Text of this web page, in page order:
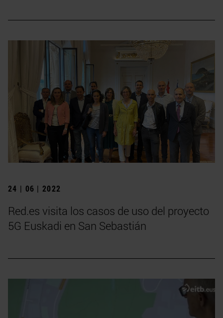
24 | 06 | 2022
Red.es visita los casos de uso del proyecto
5G Euskadi en San Sebastián